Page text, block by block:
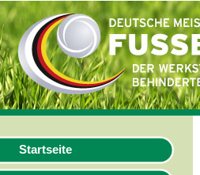
Startseite